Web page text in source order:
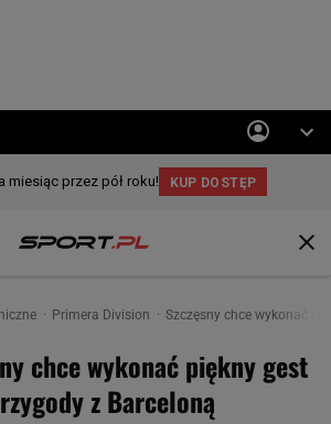
Primera Division Szczęsny chce wykonać
chce wykonać piękny gest
z Barceloną